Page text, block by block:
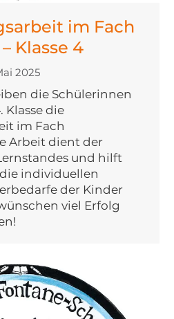
im Fach
Klasse 4
2025
die Schülerinnen
Klasse die
im Fach
Arbeit dient der
und hilft
individuellen
der Kinder
viel Erfolg